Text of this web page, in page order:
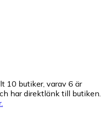
10 butiker, varav 6 är
har direktlänk till butiken.